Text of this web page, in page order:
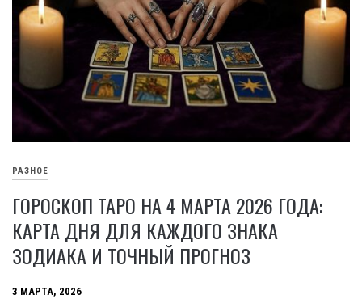
РАЗНОЕ
ГОРОСКОП ТАРО НА 4 МАРТА 2026 ГОДА:
КАРТА ДНЯ ДЛЯ КАЖДОГО ЗНАКА
ЗОДИАКА И ТОЧНЫЙ ПРОГНОЗ
3 МАРТА, 2026